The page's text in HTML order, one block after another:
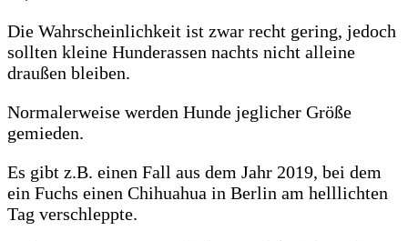
Die Wahrscheinlichkeit ist zwar recht gering, jedoch
sollten kleine Hunderassen nachts nicht alleine
draußen bleiben.
Normalerweise werden Hunde jeglicher Größe
gemieden.
Es gibt z.B. einen Fall aus dem Jahr 2019, bei dem
ein Fuchs einen Chihuahua in Berlin am helllichten
Tag verschleppte.